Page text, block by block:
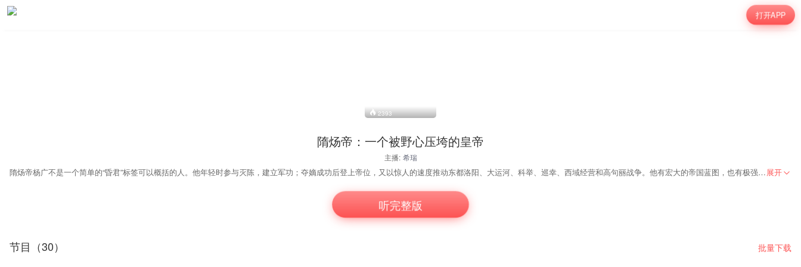
打开APP
2393
隋炀帝：一个被野心压垮的皇帝
主播: 希瑞
隋炀帝杨广不是一个简单的“昏君”标签可以概括的人。他年轻时参与灭陈，建立军功；夺嫡成功后登上帝位，又以惊人的速度推动东都洛阳、大运河、科举、巡幸、西域经营和高句丽战争。他有宏大的帝国蓝图，也有极强的执行力。但问题恰恰在这里：他的能力越强，帝国被推动得越快；他的蓝图越大，百姓、财政、军队和官僚系统承受的压力越重。隋炀帝真的只是暴君吗？如果不是，他到底输给了什么？展开
听完整版
节目（30） 批量下载